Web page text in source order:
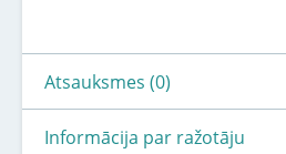
Atsauksmes (0)
Informācija par ražotāju